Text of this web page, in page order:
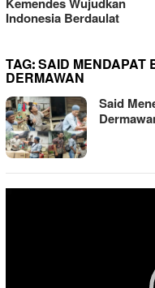
Kemendes Wujudkan
Indonesia Berdaulat
TAG:SAID MENDAPAT
DERMAWAN
Said